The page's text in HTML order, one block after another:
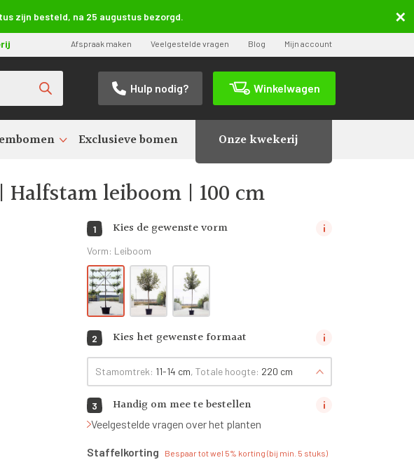
zijn besteld, na 25 augustus bezorgd.
Hulp nodig? Winkelwagen
Exclusieve bomen Onze kwekerij
Afspraak maken Veelgestelde vragen Blog Mijn account
Malus domestica ‘James Grieve’ | Halfstam leiboom |
Halfstam leiboom | 100 cm
1 Kies de gewenste vorm
Vorm: Leiboom
2 Kies het gewenste formaat
Stamomtrek: 11-14 cm, Totale hoogte: 220 cm
3 Handig om mee te bestellen
Veelgestelde vragen over het planten
Staffelkorting Bespaar tot wel 5% korting (bij min. 5 stuks)